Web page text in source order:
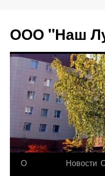
содержимому
ООО "Наш
О
Новости